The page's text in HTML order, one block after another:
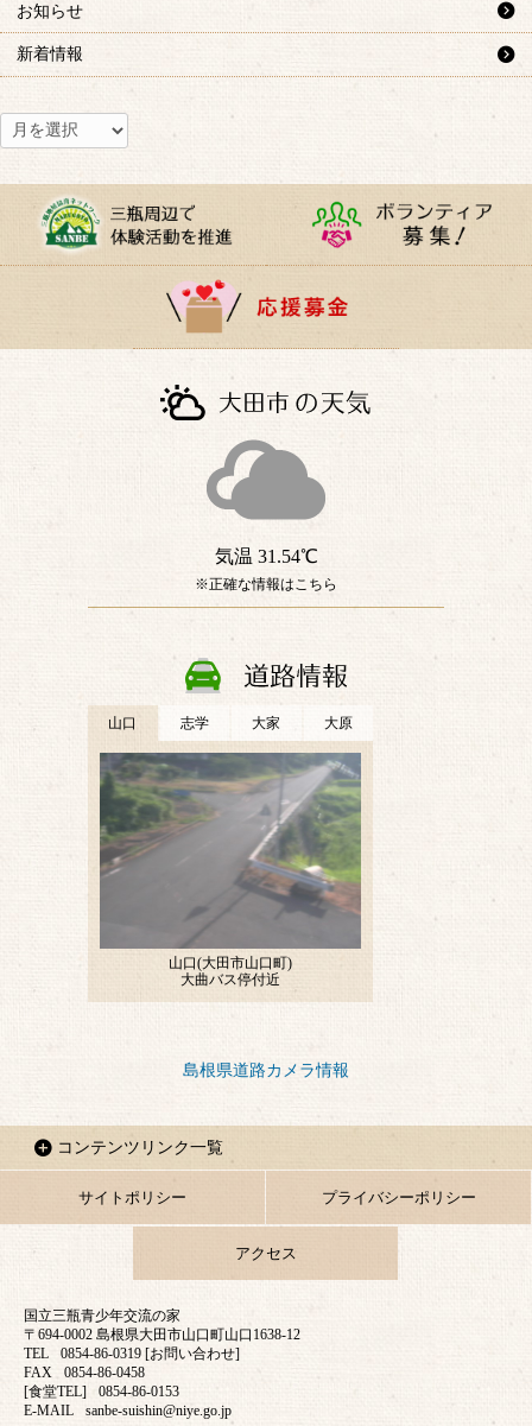
お知らせ
新着情報
島根県道路カメラ情報
コンテンツリンク一覧
サイトポリシー プライバシーポリシー
アクセス
国立三瓶青少年交流の家
〒694-0002 島根県大田市山口町山口1638-12
TEL
0854-86-0319 [お問い合わせ]
FAX
0854-86-0458
[食堂TEL]
0854-86-0153
E-MAIL
sanbe-suishin@niye.go.jp